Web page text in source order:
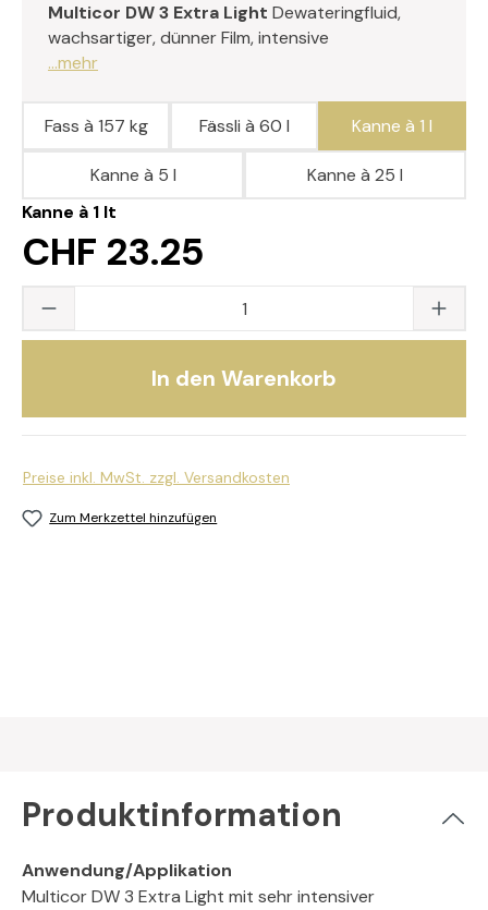
Multicor DW 3 Extra Light Dewateringfluid,
wachsartiger, dünner Film, intensive
...mehr
Kanne à 1 lt
CHF 23.25
Fass à 157 kg Fässli à 60 l Kanne à 1 l
Kanne à 5 l Kanne à 25 l
Produkt Anzahl: Gib den gewünschten
In den Warenkorb
Preise inkl. MwSt. zzgl. Versandkosten
Zum Merkzettel hinzufügen
Produktinformation
Anwendung/Applikation
Multicor DW 3 Extra Light mit sehr intensiver